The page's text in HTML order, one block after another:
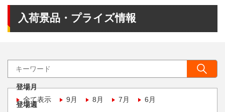
入荷景品・プライズ情報
登場月
全て表示
9月 8月 7月 6月
登場週